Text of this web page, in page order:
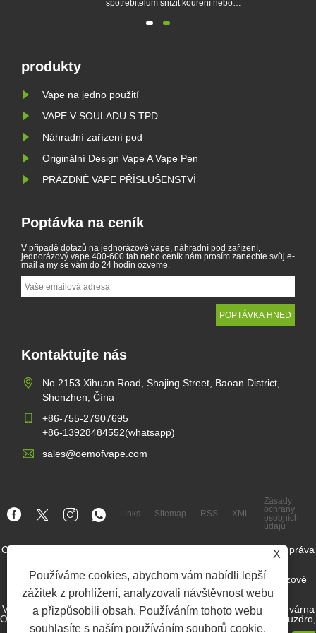
X
Používáme cookies, abychom vám nabídli lepší
zážitek z prohlížení, analyzovali návštěvnost webu
a přizpůsobili obsah. Používáním tohoto webu
souhlasíte s naším používáním souborů cookie.
spotřebitelům snížit kouření nebo
ilustruje zákony a předpisy
zemí. Kromě toho existují některé
země a oblasti zakázaly produkty
produkty
Vape na jedno použití
VAPE V SOULADU S TPD
Náhradní zařízení pod
Originální Design Vape A Vape Pen
PRÁZDNÉ VAPE PŘÍSLUŠENSTVÍ
Poptávka na ceník
V případě dotazů na jednorázové vape, náhradní pod zařízení,
jednorázový vape 400-600 tah nebo ceník nám prosím zanechte svůj e-
mail a my se vám do 24 hodin ozveme.
Kontaktujte nás
No.2153 Xihuan Road, Shajing Street, Baoan District,
Shenzhen, Čína
+86-755-27907695
+86-13928484552(whatsapp)
sales@oemofvape.com
Links Sitemap RSS XML
Zásady
ochrany
osobních
údajů
Copyright © 2022 Aplus Precision Technology Co., Ltd. Všechna práva
Výrobce kazety v Číně, náhradní podléhající zařízení, jednorázové
vape, továrna na vape OEM, elektronická cigareta
Velkoobchod s nikotinem, dodavatelem nikotinového pouzdra, továrna
OEM Nicotine Pouch továrna, továrna OEM SNUS, nikotinový pouzdro,
předplněné zařízení, zařízení, zařízení,